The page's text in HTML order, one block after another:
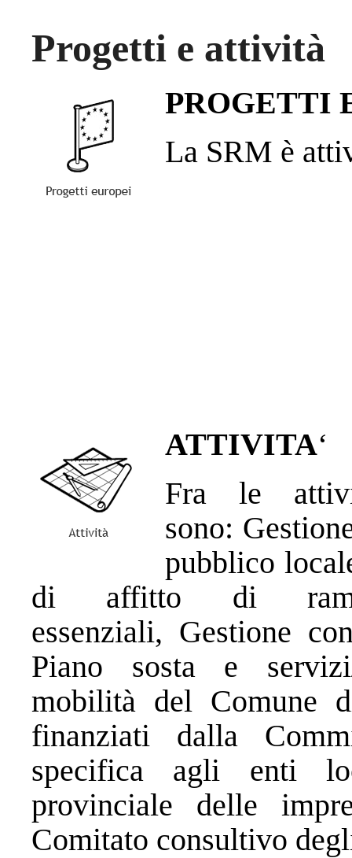
Progetti e attività
PROGETTI
La SRM è
ATTIVITA‘
Fra le
sono:
pubblico
di affitto di
essenziali, Gestione
Piano sosta e
mobilità del Comune
finanziati dalla
specifica agli enti
provinciale delle
Comitato consultivo